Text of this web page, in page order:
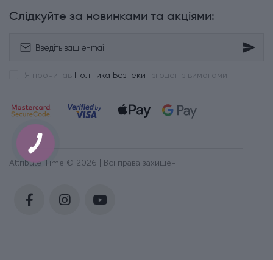
Слідкуйте за новинками та акціями:
Я прочитав Політика Безпеки і згоден з вимогами
Attribute Time © 2026 | Всі права захищені